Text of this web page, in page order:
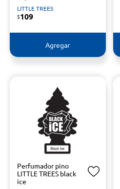
LITTLE TREES
$109
Agregar
Perfumador pino
LITTLE TREES black
ice